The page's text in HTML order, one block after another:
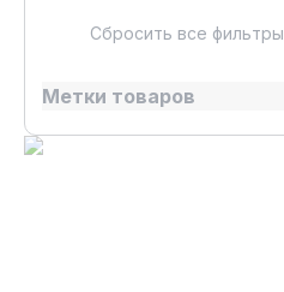
Сбросить все фильтры
Метки товаров